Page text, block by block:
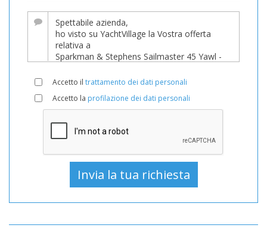
Accetto il trattamento dei dati personali
Accetto la profilazione dei dati personali